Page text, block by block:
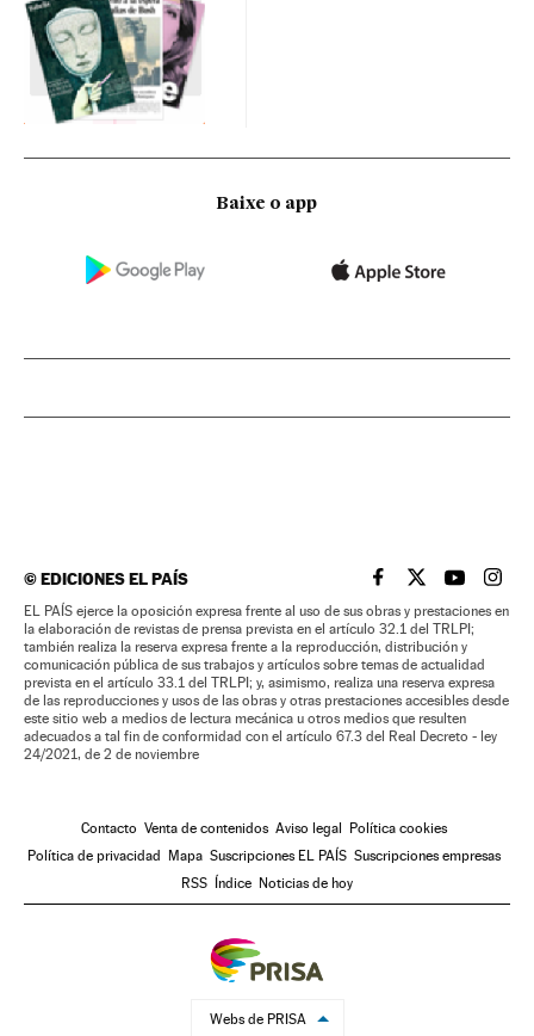
Baixe o app
©EDICIONES EL PAÍS EL PAÍS BRASIL EN
EL PAÍSEL PAÍS
EL
EL PAÍS ejerce la oposición expresa frente al uso de sus obras y prestaciones en
la elaboración de revistas de prensa prevista en el artículo 32.1 del TRLPI;
también realiza la reserva expresa frente a la reproducción, distribución y
comunicación pública de sus trabajos y artículos sobre temas de actualidad
prevista en el artículo 33.1 del TRLPI; y, asimismo, realiza una reserva expresa
de las reproducciones y usos de las obras y otras prestaciones accesibles desde
este sitio web a medios de lectura mecánica u otros medios que resulten
adecuados a tal fin de conformidad con el artículo 67.3 del Real Decreto - ley
24/2021, de 2 de noviembre
Contacto Venta de contenidos Aviso legal Política cookies
Política de privacidad Mapa Suscripciones EL PAÍS Suscripciones empresas
RSS Índice Noticias de hoy
Webs de PRISA